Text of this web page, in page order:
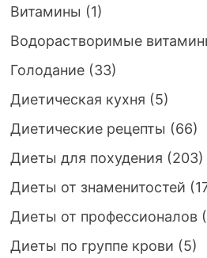
Витамины (1)
Водорастворимые
Голодание(33)
Диетическая кухня (5)
Диетические рецепты (66)
Диеты для похудения (203)
Диеты от знаменитостей
Диеты от профессионалов
Диеты по группе крови (5)